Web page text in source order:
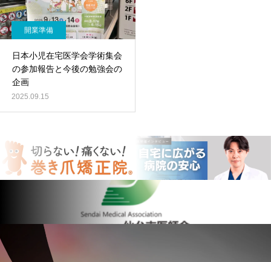
開業準備
日本小児在宅医学会学術集会
の参加報告と今後の勉強会の
企画
2025.09.15